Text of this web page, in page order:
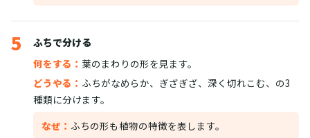
5
ふちで分ける
何をする： 葉のまわりの形を見ます。
どうやる： ふちがなめらか、ぎざぎざ、深く切れこむ、の3
種類に分けます。
なぜ： ふちの形も植物の特徴を表します。